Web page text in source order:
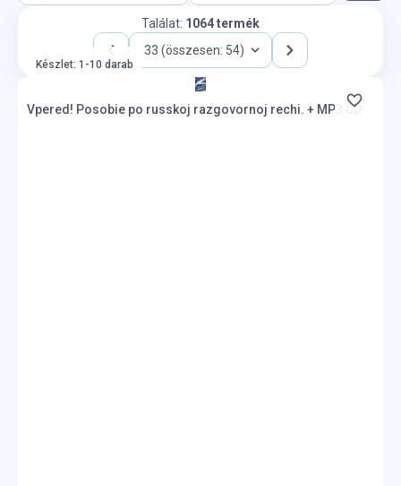
Találat: 1064 termék
33 (összesen: 54)
Készlet: 1-10 darab
Vpered! Posobie po russkoj razgovornoj rechi. + MP3 CD